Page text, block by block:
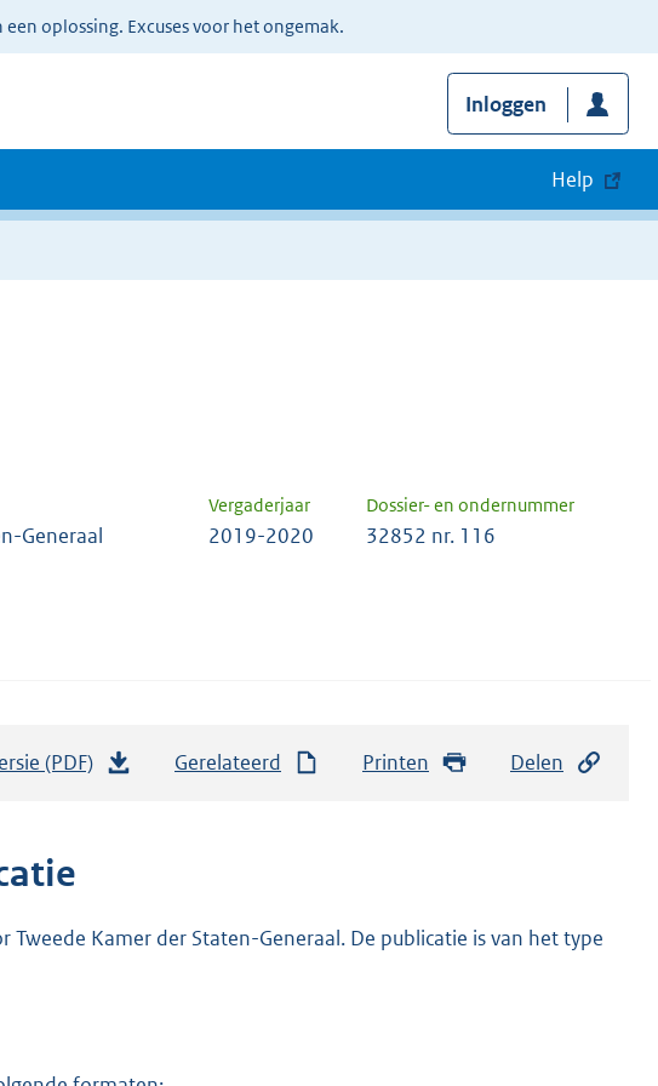
oplossing. Excuses voor het ongemak.
Inloggen
Help
Vergaderjaar Dossier- en ondernummer
Generaal 2019-2020 32852 nr. 116
(PDF)
n
Gerelateerd Printen Delen
Kamer der Staten-Generaal. De publicatie is van het type